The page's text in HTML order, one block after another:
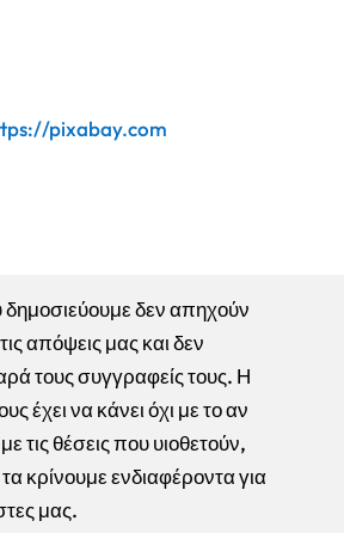
pixabay.com
δεν απηχούν
απόψεις μας και δεν
τους συγγραφείς τους. Η
έχει να κάνει όχι με το αν
τις θέσεις που υιοθετούν,
κρίνουμε ενδιαφέροντα για
μας.